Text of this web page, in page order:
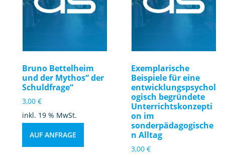
Bruno Bettelheim
und der Mythos“ der
Schuldfrage“
3,00 €
inkl. 19 % MwSt.
AUF ANFRAGE
Exemplarische
Beispiele für eine
entwicklungspsychol
ogisch begründete
Unterrichtskonzepti
on im
sonderpädagogische
n Alltag
3,00€